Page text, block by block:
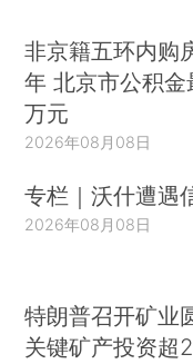
非京籍五环内购
年 北京市公积
万元
2026年08月08日
专栏｜沃什遭遇
2026年08月08日
特朗普召开矿业
关键矿产投资超